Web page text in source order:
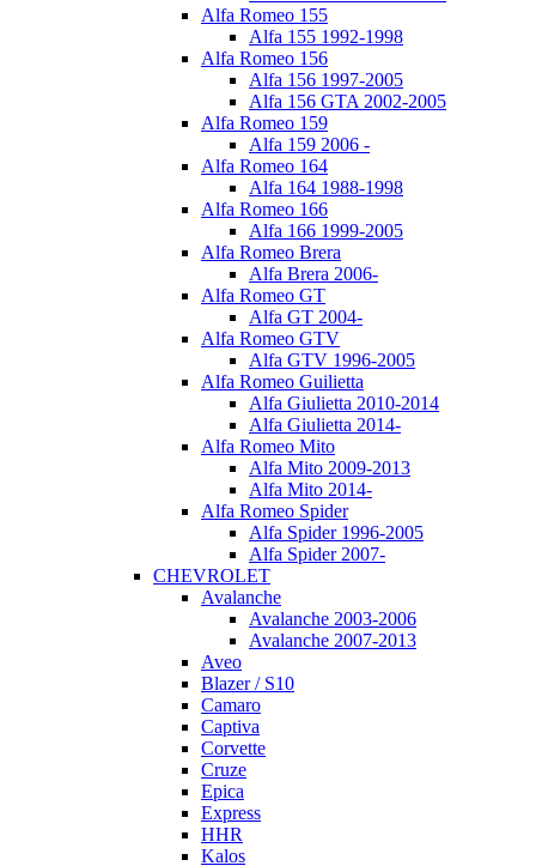
Alfa Romeo 155
Alfa 155 1992-1998
Alfa Romeo 156
Alfa 156 1997-2005
Alfa 156 GTA 2002-2005
Alfa Romeo 159
Alfa 159 2006 -
Alfa Romeo 164
Alfa 164 1988-1998
Alfa Romeo 166
Alfa 166 1999-2005
Alfa Romeo Brera
Alfa Brera 2006-
Alfa Romeo GT
Alfa GT 2004-
Alfa Romeo GTV
Alfa GTV 1996-2005
Alfa Romeo Guilietta
Alfa Giulietta 2010-2014
Alfa Giulietta 2014-
Alfa Romeo Mito
Alfa Mito 2009-2013
Alfa Mito 2014-
Alfa Romeo Spider
Alfa Spider 1996-2005
Alfa Spider 2007-
CHEVROLET
Avalanche
Avalanche 2003-2006
Avalanche 2007-2013
Aveo
Blazer / S10
Camaro
Captiva
Corvette
Cruze
Epica
Express
HHR
Kalos